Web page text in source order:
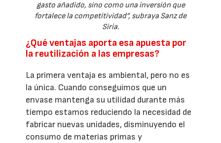
gasto añadido, sino como una inversión que
fortalece la competitividad”, subraya Sanz de
Siria.
¿Qué ventajas aporta esa apuesta por
la reutilización a las empresas?
La primera ventaja es ambiental, pero no es
la única. Cuando conseguimos que un
envase mantenga su utilidad durante más
tiempo estamos reduciendo la necesidad de
fabricar nuevas unidades, disminuyendo el
consumo de materias primas y